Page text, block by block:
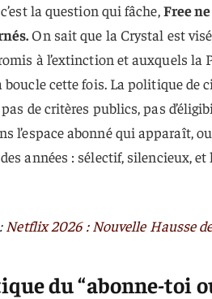
la question qui fâche,Free
On sait que la Crystal est
à l’extinction et auxquels la
cette fois. La politique de
pas de critères publics, pas
l’espace abonné qui apparaît,
années : sélectif, silencieux,
Netflix 2026 : Nouvelle Hausse
du “abonne-toi